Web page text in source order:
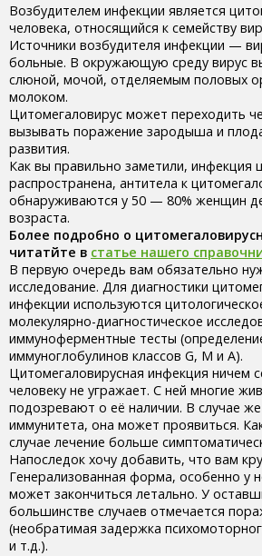
Возбудителем инфекции является
человека, относящийся к семейству
Источники возбудителя инфекции —
больные. В окружающую среду вирус
слюной, мочой, отделяемым половых
молоком.
Цитомегаловирус может переходить
вызывать поражение зародыша и
развития.
Как вы правильно заметили, инфекция
распространена, антитела к
обнаруживаются у 50 — 80% женщин
возраста.
Более подробно о
читатйте в статье нашего
В первую очередь вам обязательно
исследование. Для диагностики
инфекции используются
молекулярно-диагностическое
иммуноферментные тесты
иммуноглобулинов классов G, M и А).
Цитомегаловирусная инфекция ничем
человеку не угражает. С ней многие
подозревают о её наличии. В случае
иммунитета, она может проявиться.
случае лечение больше
Напоследок хочу добавить, что вам
Генерализованная форма, особенно у
может закончиться летально. У
большинстве случаев отмечается
(необратимая задержка
и т.д.).